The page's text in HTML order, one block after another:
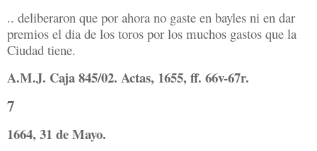
.. deliberaron que por ahora no gaste en bayles ni en dar
premios el dia de los toros por los muchos gastos que la
Ciudad tiene.
A.M.J. Caja 845/02. Actas, 1655, ff. 66v-67r.
7
1664, 31 de Mayo.